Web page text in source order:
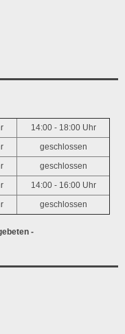
14:00 - 18:00 Uhr
geschlossen
geschlossen
14:00 - 16:00 Uhr
geschlossen
-